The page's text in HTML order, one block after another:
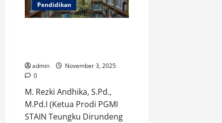
Pendidikan
admin
November 3, 2025
0
M. Rezki Andhika, S.Pd.,
M.Pd.I (Ketua Prodi PGMI
STAIN Teungku Dirundeng